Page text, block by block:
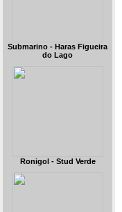
Submarino - Haras Figueira
do Lago
Ronigol - Stud Verde